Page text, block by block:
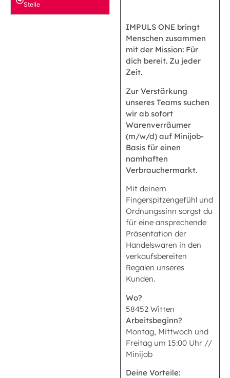
Stelle
IMPULS ONE bringt
Menschen zusammen
mit der Mission: Für
dich bereit. Zu jeder
Zeit.
Zur Verstärkung
unseres Teams suchen
wir ab sofort
Warenverräumer
(m/w/d) auf Minijob-
Basis für einen
namhaften
Verbrauchermarkt.
Mit deinem
Fingerspitzengefühl und
Ordnungssinn sorgst du
für eine ansprechende
Präsentation der
Handelswaren in den
verkaufsbereiten
Regalen unseres
Kunden.
Wo?
58452 Witten
Arbeitsbeginn?
Montag, Mittwoch und
Freitag um 15:00 Uhr //
Minijob
Deine Vorteile: